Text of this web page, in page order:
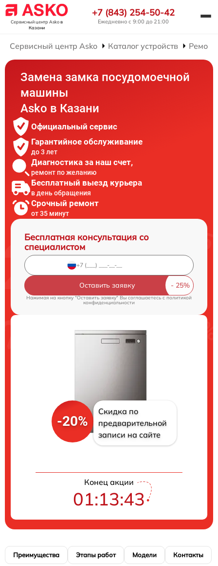
Сервисный центр Askoв
Казани
+7 (843) 254-50-42
Ежедневно с 9:00 до 21:00
Сервисный центр Asko Каталог устройств
Замена замка посудомоечной
машины
Asko в Казани
Официальный сервис
Гарантийное обслуживание
до 3 лет
Диагностика за наш счет,
ремонт по желанию
Бесплатный выезд курьера
в день обращения
Срочный ремонт
от 35 минут
Бесплатная консультация со
специалистом
Оставить заявку
Нажимая на кнопку "Оставить заявку" Вы соглашаетесь cполитикой
конфиденциальности
-20%
Скидка по
предварительной
записи на сайте
Конец акции
01:13:42
Преимущества Этапы работ Модели Контакты